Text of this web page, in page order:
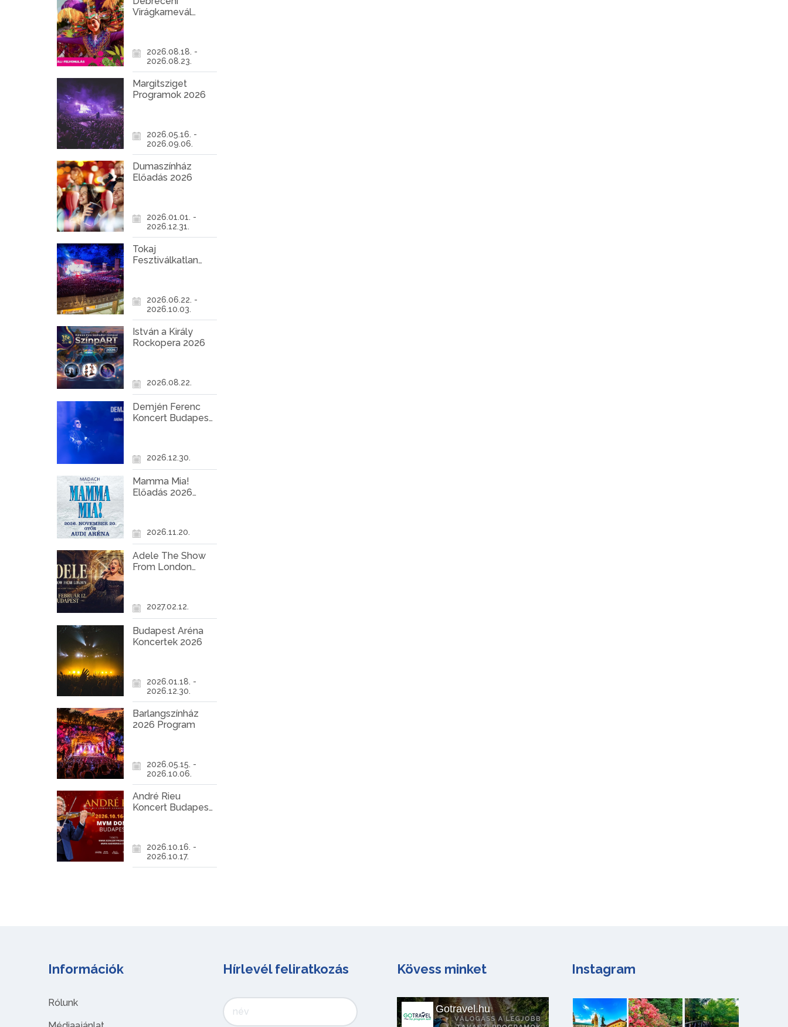
Virágkarnevál
2026.08.18. -
2026.08.23.
Margitsziget
Programok 2026
2026.05.16. -
2026.09.06.
Dumaszínház
Előadás 2026
2026.01.01. -
2026.12.31.
Tokaj
Fesztiválkatlan
2026.06.22. -
2026.10.03.
István a Király
Rockopera 2026
2026.08.22.
Demjén Ferenc
Koncert Budapest
2026.12.30.
Mamma Mia!
Előadás 2026
2026.11.20.
Adele The Show
From London
2027.02.12.
Budapest Aréna
Koncertek 2026
2026.01.18. -
2026.12.30.
Barlangszínház
2026 Program
2026.05.15. -
2026.10.06.
André Rieu
Koncert Budapest
2026.10.16. -
2026.10.17.
Információk
Rólunk
Hírlevél feliratkozás Kövess minket
Gotravel.hu
Instagram